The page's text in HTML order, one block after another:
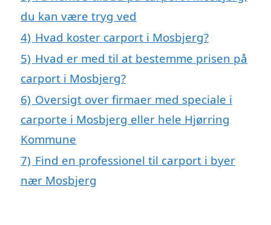
du kan være tryg ved
4) Hvad koster carport i Mosbjerg?
5) Hvad er med til at bestemme prisen på
carport i Mosbjerg?
6) Oversigt over firmaer med speciale i
carporte i Mosbjerg eller hele Hjørring
Kommune
7) Find en professionel til carport i byer
nær Mosbjerg